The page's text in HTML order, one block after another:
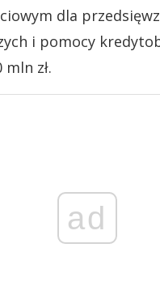
dla
i pomocy
mln zł.
ad